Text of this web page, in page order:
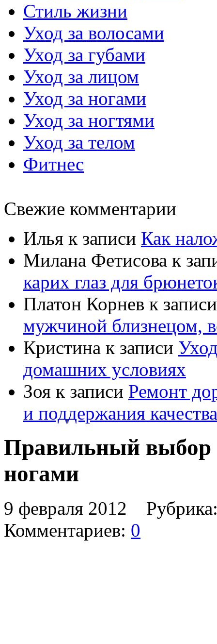
Стиль жизни
Уход за волосами
Уход за губами
Уход за лицом
Уход за ногами
Уход за ногтями
Уход за телом
Фитнес
Свежие комментарии
Илья к записи Как
Милана Фетисова к
карих глаз для
Платон Корнев к
мужчиной близнецом,
Кристина к записи
домашних условиях
Зоя к записи Ремонт
и поддержания качества
Правильный выбор
ногами
9 февраля 2012
Комментариев: 0